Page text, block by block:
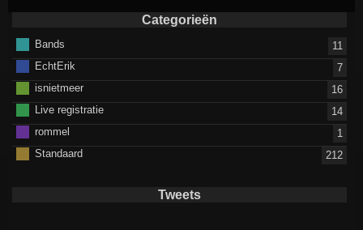
Categorieën
Bands
11
EchtErik
7
isnietmeer
16
Live registratie
14
rommel
1
Standaard
212
Tweets